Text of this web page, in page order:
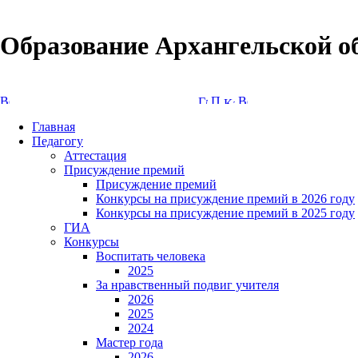
Образование Архангельской
Главная
Педагогу
Аттестация
Присуждение премий
Присуждение премий
Конкурсы на присуждение премий в 2026 году
Конкурсы на присуждение премий в 2025 году
ГИА
Конкурсы
Воспитать человека
2025
За нравственный подвиг учителя
2026
2025
2024
Мастер года